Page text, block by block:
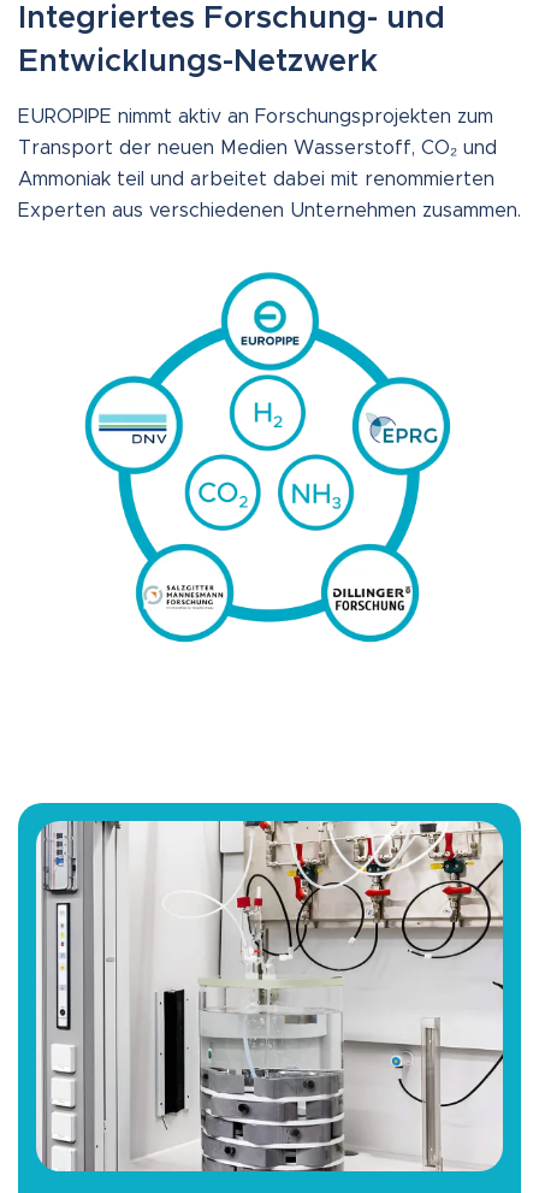
Integriertes Forschung- und
Entwicklungs-Netzwerk
EUROPIPE nimmt aktiv an Forschungsprojekten zum
Transport der neuen Medien Wasserstoff, CO₂ und
Ammoniak teil und arbeitet dabei mit renommierten
Experten aus verschiedenen Unternehmen zusammen.